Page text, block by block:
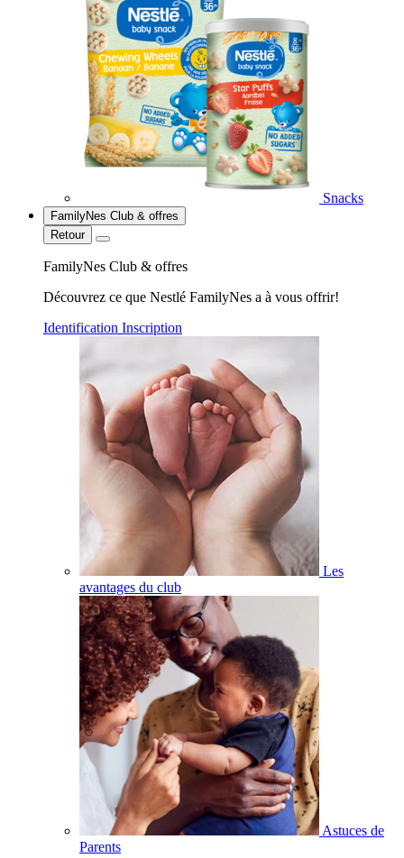
Snacks
FamilyNes Club & offres
Retour
FamilyNes Club & offres
Découvrez ce que Nestlé FamilyNes a à vous offrir!
Identification Inscription
Les
avantages du club
Astuces de
Parents